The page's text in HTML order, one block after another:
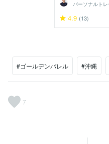
パーソナルト
4.9 (13)
#ゴールデンバレル #沖縄
7